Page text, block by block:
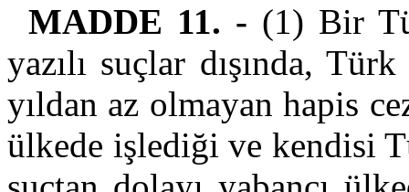
MADDE 11. - (1) Bir
yazılı suçlar dışında,
yıldan az olmayan hapis
ülkede işlediği ve kendisi